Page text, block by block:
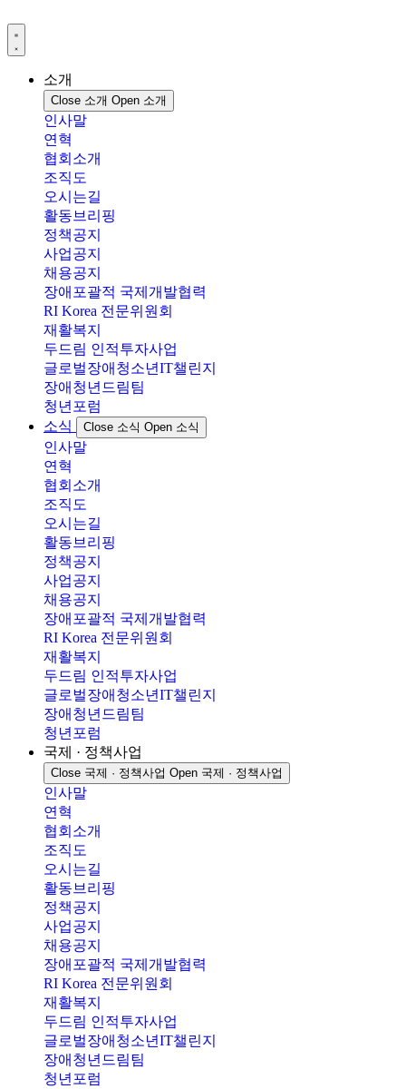
텐
츠
소개
Close 소개 Open 소개
인사말
연혁
협회소개
조직도
오시는길
활동브리핑
정책공지
사업공지
채용공지
장애포괄적 국제개발협력
RI Korea 전문위원회
재활복지
두드림 인적투자사업
글로벌장애청소년IT챌린지
장애청년드림팀
청년포럼
소식
Close 소식 Open 소식
인사말
연혁
협회소개
조직도
오시는길
활동브리핑
정책공지
사업공지
채용공지
장애포괄적 국제개발협력
RI Korea 전문위원회
재활복지
두드림 인적투자사업
글로벌장애청소년IT챌린지
장애청년드림팀
청년포럼
국제 · 정책사업
Close 국제 · 정책사업 Open 국제 · 정책사업
인사말
연혁
협회소개
조직도
오시는길
활동브리핑
정책공지
사업공지
채용공지
장애포괄적 국제개발협력
RI Korea 전문위원회
재활복지
두드림 인적투자사업
글로벌장애청소년IT챌린지
장애청년드림팀
청년포럼